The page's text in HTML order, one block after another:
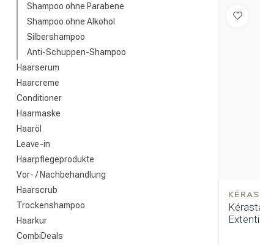
Shampoo ohne Parabene
Shampoo ohne Alkohol
Silbershampoo
Anti-Schuppen-Shampoo
Haarserum
Haarcreme
Conditioner
Haarmaske
Haaröl
Leave-in
Haarpflegeprodukte
Vor- / Nachbehandlung
Haarscrub
Trockenshampoo
Haarkur
CombiDeals